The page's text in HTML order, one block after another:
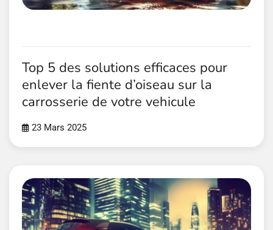
Top 5 des solutions efficaces pour
enlever la fiente d’oiseau sur la
carrosserie de votre vehicule
23 Mars 2025